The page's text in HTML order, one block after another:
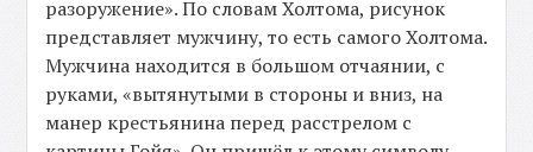
разоружение». По словам Холтома, рисунок
представляет мужчину, то есть самого Холтома.
Мужчина находится в большом отчаянии, с
руками, «вытянутыми в стороны и вниз, на
манер крестьянина перед расстрелом с